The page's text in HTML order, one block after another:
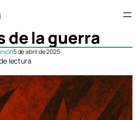
de la guerra
5 de abril de 2025
lectura